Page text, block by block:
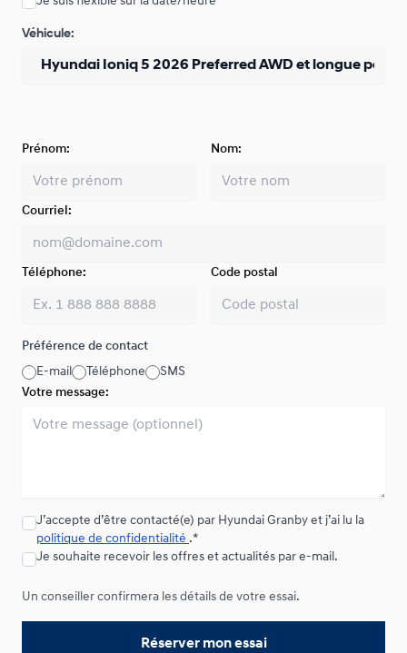
Location sur 48 mois
Location sur 48 mois
170$ */Sem.
Location sur 39 mois
Location sur 39 mois
188
Location sur 36 mois
188
Location sur 33 mois
Location sur 24 mois
0.00 $ d'acompte • 6.69%
À partir de :
Véhicule:
Prénom: Nom:
Courriel:
Téléphone: Code postal
Préférence de contact
E-mail
Téléphone
SMS
Votre message:
J’accepte d’être contacté(e) par Hyundai Granby et j’ai lu la
politique de confidentialité .*
Je souhaite recevoir les offres et actualités par e-mail.
Un conseiller confirmera les détails de votre essai.
Réserver mon essai